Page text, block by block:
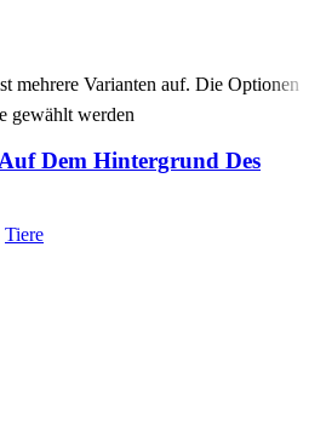
mehrere Varianten auf. Die Optionen
gewählt werden
Dem Hintergrund Des
Tiere